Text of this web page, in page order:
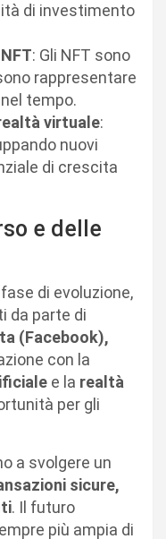
di investimento
: Gli NFT sono
rappresentare
tempo.
virtuale:
nuovi
di crescita
e delle
di evoluzione,
da parte di
(Facebook),
con la
e la realtà
per gli
a svolgere un
sicure,
. Il futuro
più ampia di